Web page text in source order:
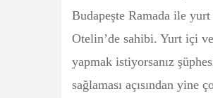
Budapeşte Ramada ile yurt
Otelin’de sahibi. Yurt içi
yapmak istiyorsanız
sağlaması açısından yine